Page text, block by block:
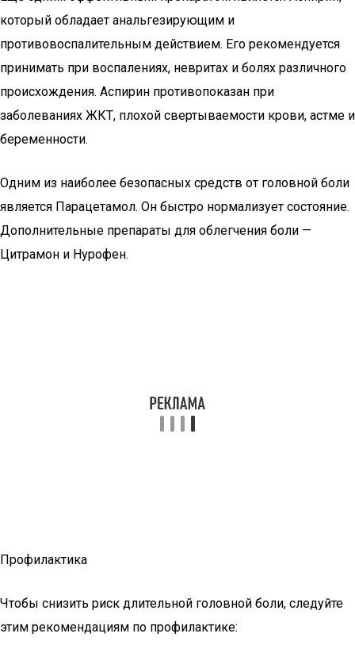
который обладает анальгезирующим и
противовоспалительным действием. Его рекомендуется
принимать при воспалениях, невритах и болях различного
происхождения. Аспирин противопоказан при
заболеваниях ЖКТ, плохой свертываемости крови, астме и
беременности.
Одним из наиболее безопасных средств от головной боли
является Парацетамол. Он быстро нормализует состояние.
Дополнительные препараты для облегчения боли —
Цитрамон и Нурофен.
Профилактика
Чтобы снизить риск длительной головной боли, следуйте
этим рекомендациям по профилактике: